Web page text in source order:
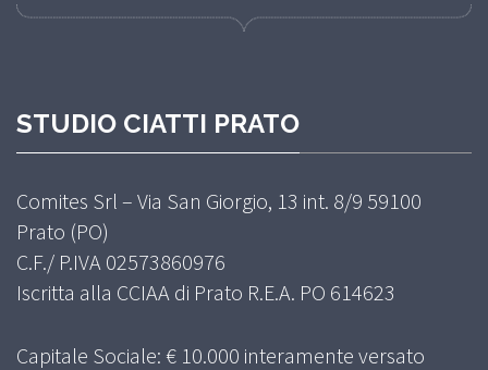
STUDIO CIATTI PRATO
Comites Srl – Via San Giorgio, 13 int. 8/9 59100
Prato (PO)
C.F./ P.IVA 02573860976
Iscritta alla CCIAA di Prato R.E.A. PO 614623
Capitale Sociale: € 10.000 interamente versato